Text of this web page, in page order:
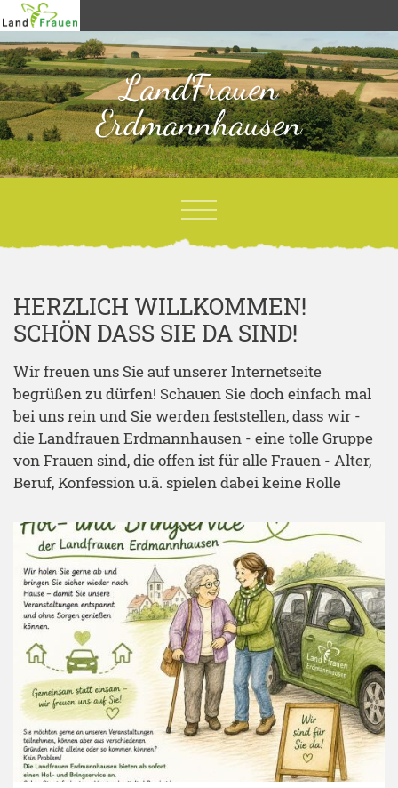
LandFrauen
Erdmannhausen
HERZLICH WILLKOMMEN!
SCHÖN DASS SIE DA SIND!
Wir freuen uns Sie auf unserer Internetseite
begrüßen zu dürfen! Schauen Sie doch einfach mal
bei uns rein und Sie werden feststellen, dass wir -
die Landfrauen Erdmannhausen - eine tolle Gruppe
von Frauen sind, die offen ist für alle Frauen - Alter,
Beruf, Konfession u.ä. spielen dabei keine Rolle